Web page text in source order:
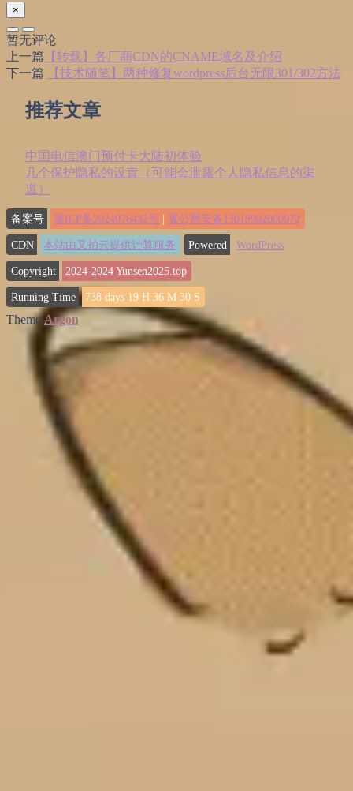
×
暂无评论
上一篇 【转载】各厂商CDN的CNAME域名及介绍
下一篇
【技术随笔】两种修复wordpress后台无限301/302方法
推荐文章
中国电信澳门预付卡大陆初体验
几个保护隐私的设置（可能会泄露个人隐私信息的渠
道）
备案号 冀ICP备2024076432号 | 冀公网安备13019902000972
CDN 本站由又拍云提供计算服务 Powered WordPress
Copyright 2024-2024Yunsen2025.top
Running Time 738 days 19 H 36 M 32 S
ThemeArgon